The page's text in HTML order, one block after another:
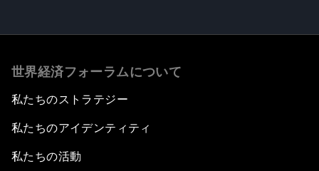
世界経済フォーラムについて
私たちのストラテジー
私たちのアイデンティティ
私たちの活動